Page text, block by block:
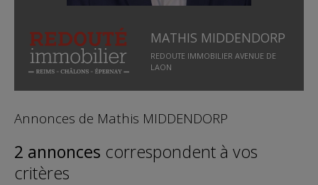
MATHIS MIDDENDORP
REDOUTE IMMOBILIER AVENUE DE
LAON
Annonces de Mathis MIDDENDORP
2 annonces correspondent à vos
critères